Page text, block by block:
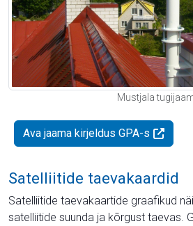
Mustjala
Ava jaama kirjeldus GPA-s
Satelliitide taevakaardid
Satelliitide taevakaartide graafikud
satelliitide suunda ja kõrgust taevas.